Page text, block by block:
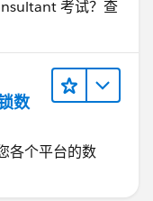
考试？查
数
各个平台的数